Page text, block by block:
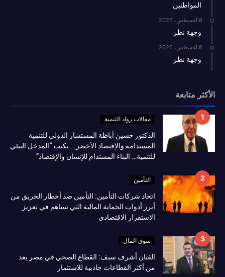
المواطنين
8 أغسطس، 2026
وجهة نظر
8 أغسطس، 2026
وجهة نظر
الأكثر متابعة
مقالات رواد التنمية
الدكتور حسين أباظة المستشار الدولي للتنمية
المستدامة والإقتصاد الأخضر .. يكتب “المدخل البيئي
للتنمية… البناء المستدام للإنسان والإقتصاد”
التأمين
اتحاد شركات التأمين: التأمين ضد أخطار الحريق من
أبرز أدوات الحماية المالية التي تساهم في تعزيز
الاستقرار الاقتصادي
سوق المال
الفنان أشرف سيف: القطاع الصحي في مصر يعد
من أكثر القطاعات جاذبية للاستثمار